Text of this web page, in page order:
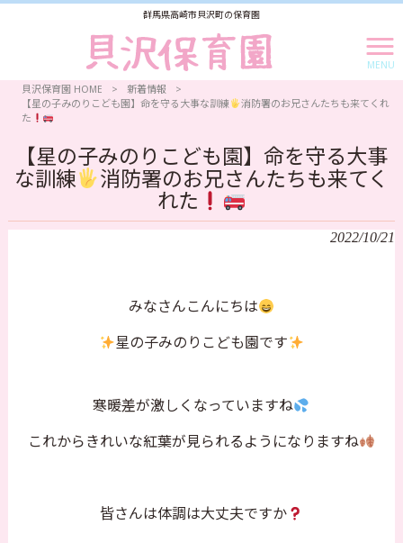
群馬県高崎市貝沢町の保育園
MENU
貝沢保育園 HOME > 新着情報
>
【星の子みのりこども園】命を守る大事な訓練
消防署のお兄さんたちも来てくれ
た
【星の子みのりこども園】命を守る大事
な訓練
消防署のお兄さんたちも来てく
れた
2022/10/21
みなさんこんにちは
星の子みのりこども園です
寒暖差が激しくなっていますね
これからきれいな紅葉が見られるようになりますね
皆さんは体調は大丈夫ですか